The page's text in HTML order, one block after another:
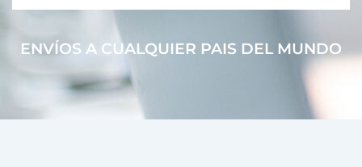
ENVÍOS A CUALQUIER PAIS DEL MUNDO